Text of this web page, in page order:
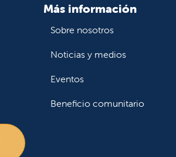
Más información
Sobre nosotros
Noticias y medios
Eventos
Beneficio comunitario